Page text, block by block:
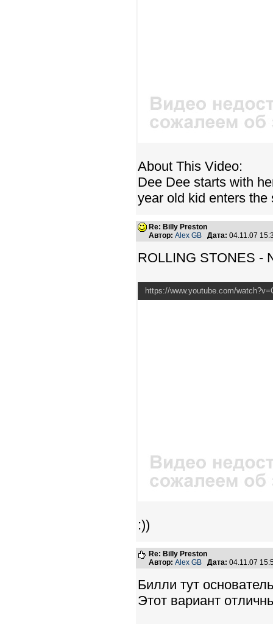
About This Video:
Dee Dee starts with
year old kid enters the
Re: Billy Preston
Автор: Alex GB Дата: 04.11.07
ROLLING STONES -
https://www.youtube.com/
:))
Re: Billy Preston
Автор: Alex GB Дата: 04.11.07
Билли тут
Этот вариант